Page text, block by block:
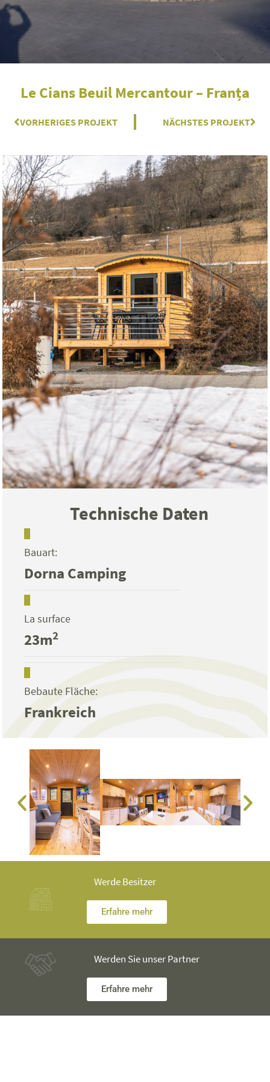
Le Cians Beuil Mercantour – Franța
Zurück
VORHERIGES PROJEKT NÄCHSTES PROJEKT
Technische Daten
Bauart:
Dorna Camping
La surface
23m2
Bebaute Fläche:
Frankreich
Werde Besitzer
Erfahre mehr
Werden Sie unser Partner
Erfahre mehr